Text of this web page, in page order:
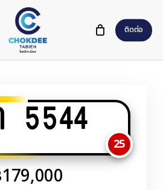
ติดต่อ
5544
25
179,000